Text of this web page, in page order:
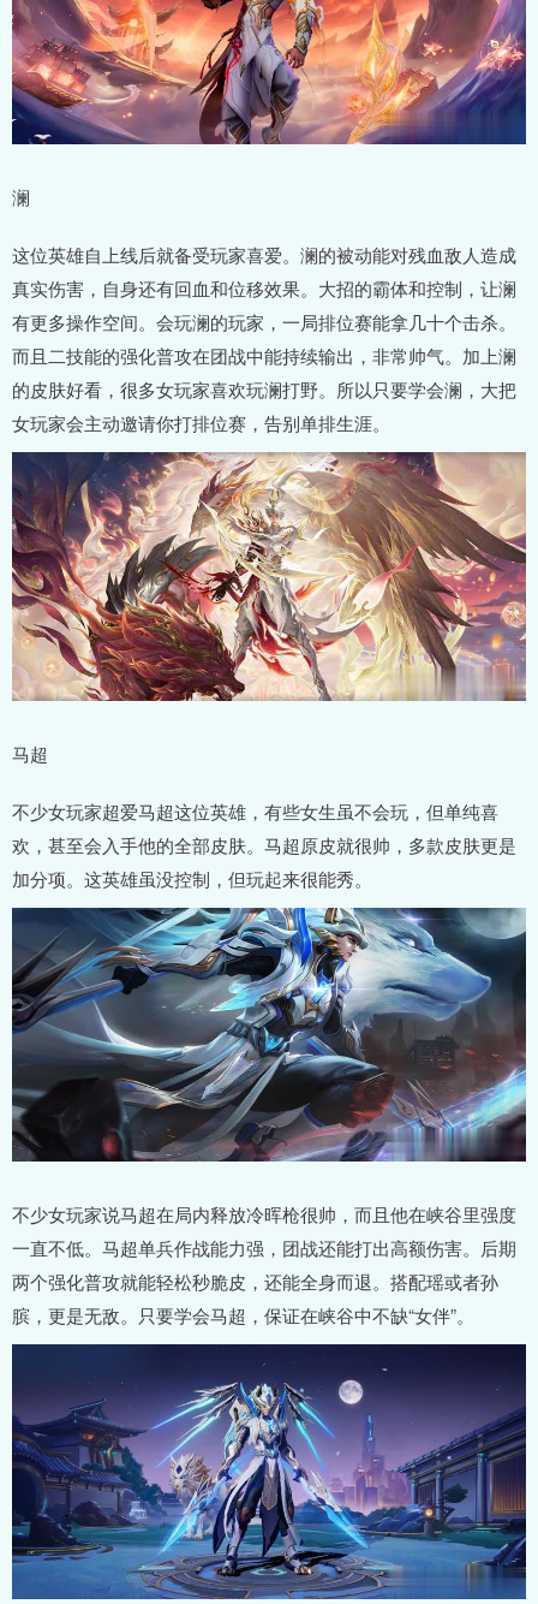
澜
这位英雄自上线后就备受玩家喜爱。澜的被动能对残血敌人造成
真实伤害，自身还有回血和位移效果。大招的霸体和控制，让澜
有更多操作空间。会玩澜的玩家，一局排位赛能拿几十个击杀。
而且二技能的强化普攻在团战中能持续输出，非常帅气。加上澜
的皮肤好看，很多女玩家喜欢玩澜打野。所以只要学会澜，大把
女玩家会主动邀请你打排位赛，告别单排生涯。
马超
不少女玩家超爱马超这位英雄，有些女生虽不会玩，但单纯喜
欢，甚至会入手他的全部皮肤。马超原皮就很帅，多款皮肤更是
加分项。这英雄虽没控制，但玩起来很能秀。
不少女玩家说马超在局内释放冷晖枪很帅，而且他在峡谷里强度
一直不低。马超单兵作战能力强，团战还能打出高额伤害。后期
两个强化普攻就能轻松秒脆皮，还能全身而退。搭配瑶或者孙
膑，更是无敌。只要学会马超，保证在峡谷中不缺“女伴”。